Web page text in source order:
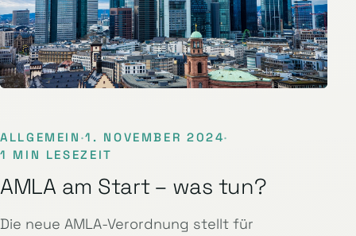
ALLGEMEIN ·1. NOVEMBER 2024·
1 MIN LESEZEIT
AMLA am Start – was tun?
Die neue AMLA-Verordnung stellt für